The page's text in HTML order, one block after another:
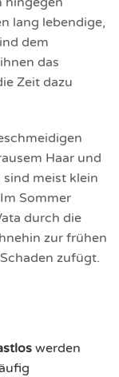
lang lebendige,
dem
das
Zeit dazu
Haar und
meist klein
Sommer
durch die
zur frühen
zufügt.
werden